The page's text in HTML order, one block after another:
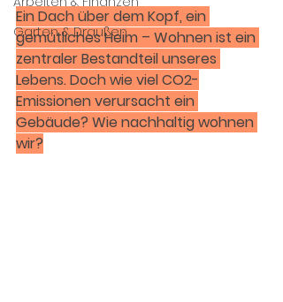
Garten & Draußen
Ein Dach über dem Kopf, ein
gemütliches Heim – Wohnen ist ein
zentraler Bestandteil unseres
Lebens. Doch wie viel CO2-
Emissionen verursacht ein
Gebäude? Wie nachhaltig wohnen
wir?